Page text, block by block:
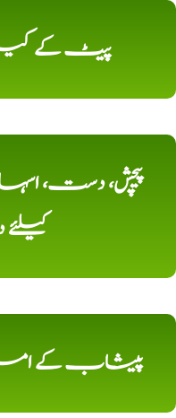
پیٹ کے کیڑ
پیچش، دست،
پیشاب کے